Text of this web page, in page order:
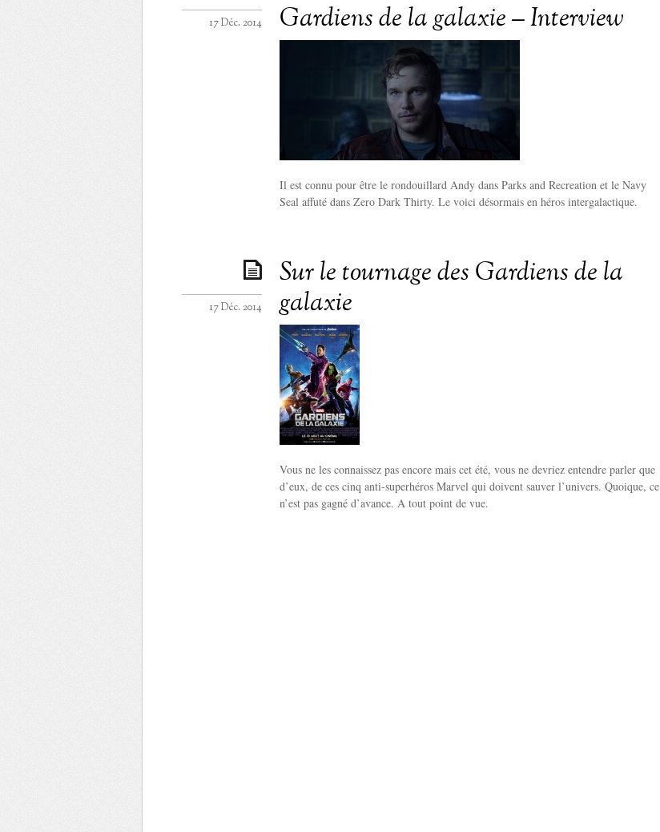
Gardiens de la galaxie – Interview
17 Déc. 2014
Il est connu pour être le rondouillard Andy dans Parks and Recreation et le Navy
Seal affuté dans Zero Dark Thirty. Le voici désormais en héros intergalactique.
Sur le tournage des Gardiens de la
galaxie
17 Déc. 2014
Vous ne les connaissez pas encore mais cet été, vous ne devriez entendre parler que
d’eux, de ces cinq anti-superhéros Marvel qui doivent sauver l’univers. Quoique, ce
n’est pas gagné d’avance. A tout point de vue.